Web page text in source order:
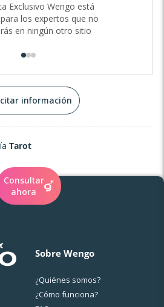
y mi capacidad de guía,
y tu potencial más elevado. Juntos,
El camino espiritual no
permíteme ser tu compañera
💜
Exclusivo Wengo está
los expertos que no
en ningún otro sitio
información
Tarot
Consultar
ahora
Sobre Wengo
¿Quiénes somos?
¿Cо́mo funciona?